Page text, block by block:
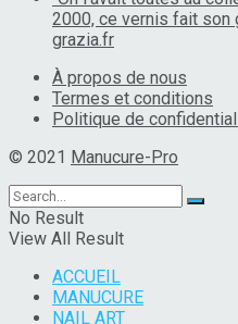
2000, ce vernis fait son
grazia.fr
À propos de nous
Termes et conditions
Politique de
© 2021 Manucure-Pro
No Result
View All Result
ACCUEIL
MANUCURE
NAIL ART